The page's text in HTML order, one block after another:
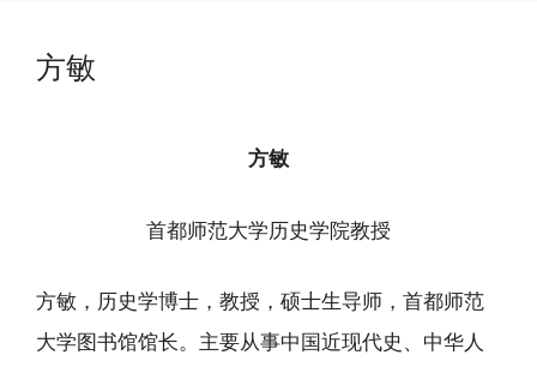
方敏
方敏
首都师范大学历史学院教授
方敏，历史学博士，教授，硕士生导师，首都师范
大学图书馆馆长。主要从事中国近现代史、中华人